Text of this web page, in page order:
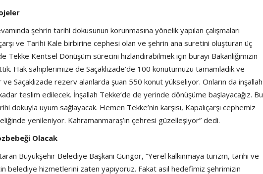
şehrin tarihi dokusunun korunmasına yönelik yapılan çalışmaları
ve Tarihi Kale birbirine cephesi olan ve şehrin ana suretini oluşturan üç
Kentsel Dönüşüm sürecini hızlandırabilmek için burayı Bakanlığımızın
Hak sahiplerimize de Saçaklızade’de 100 konutumuzu tamamladık ve
Saçaklızade rezerv alanlarda şuan 550 konut yükseliyor. Onların da inşallah
teslim edilecek. İnşallah Tekke’de de yerinde dönüşüme başlayacağız. Bu
dokuyla uyum sağlayacak. Hemen Tekke’nin karşısı, Kapalıçarşı cephemiz
yenileniyor. Kahramanmaraş’ın çehresi güzelleşiyor” dedi.
Olacak
Büyükşehir Belediye Başkanı Güngör, “Yerel kalkınmaya turizm, tarihi ve
belediye hizmetlerini zaten yapıyoruz. Fakat asıl hedefimiz şehrimizin